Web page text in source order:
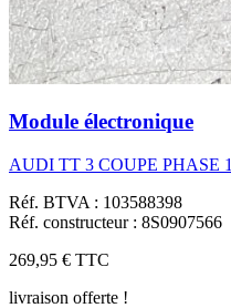
Module électronique
AUDI TT 3 COUPE PHASE 1
Réf. BTVA : 103588398
Réf. constructeur : 8S0907566
269,95 € TTC
livraison offerte !